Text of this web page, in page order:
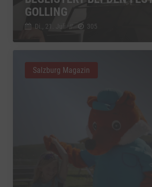
GOLLING
Di., 21. Juli // 305
Salzburg Magazin